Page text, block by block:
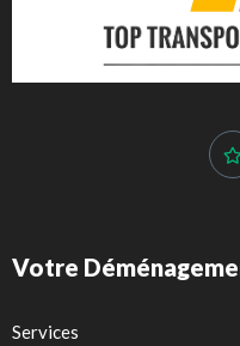
Votre
Services